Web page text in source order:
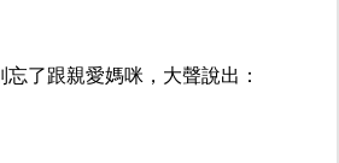
忘了跟親愛媽咪，大聲說出：